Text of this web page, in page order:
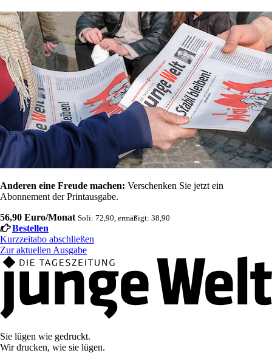
Anderen eine Freude machen: Verschenken Sie jetzt ein
Abonnement der Printausgabe.
56,90 Euro/Monat Soli: 72,90, ermäßigt: 38,90
Bestellen
Kurzzeitabo abschließen
Zur aktuellen Ausgabe
Sie lügen wie gedruckt.
Wir drucken, wie sie lügen.